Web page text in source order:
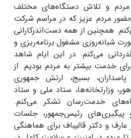
و تلاش دستگاه‌های مختلف
مردم عزیز که در مراسم شرکت
همچنین از همه دست‌اندرکارانی
شبانه‌روزی مشغول برنامه‌ریزی و
می‌کنم. در این ایام شاهد
خدمت بیشتر به مردم بودیم. از
بسیج، ارتش جمهوری
وزارتخانه‌ها، ستاد ملی و ستاد
خدمت‌رسان تشکر می‌کنم.
پیگیری‌های رئیس‌جمهور، جلسات
عارف و دکتر قالیباف برای هماهنگی